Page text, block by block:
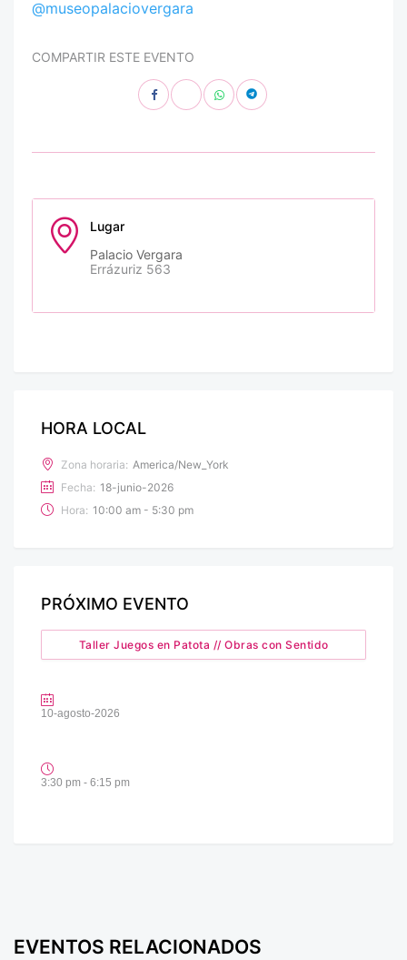
@museopalaciovergara
COMPARTIR ESTE EVENTO
Lugar
Palacio Vergara
Errázuriz 563
HORA LOCAL
Zona horaria: America/New_York
Fecha: 18-junio-2026
Hora: 10:00 am - 5:30 pm
PRÓXIMO EVENTO
Taller Juegos en Patota // Obras con Sentido
10-agosto-2026
3:30 pm - 6:15 pm
EVENTOS RELACIONADOS